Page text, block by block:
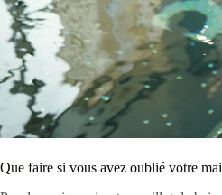
Que faire si vous avez oublié votre